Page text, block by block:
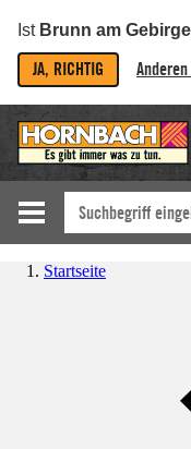
Ist Brunn am Gebirge
JA, RICHTIG
Startseite